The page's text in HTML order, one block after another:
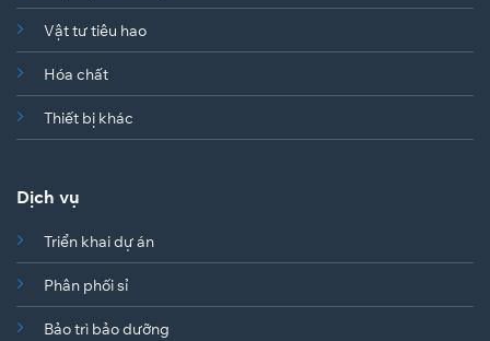
Vật tư tiêu hao
Hóa chất
Thiết bị khác
Dịch vụ
Triển khai dự án
Phân phối sỉ
Bảo trì bảo dưỡng